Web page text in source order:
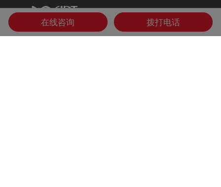
IDT Link
在线咨询 拨打电话